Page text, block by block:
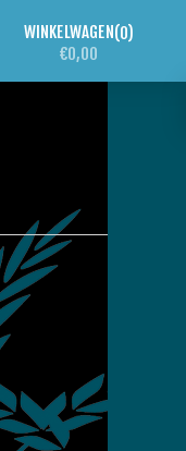
WINKELWAGEN 0
€0,00